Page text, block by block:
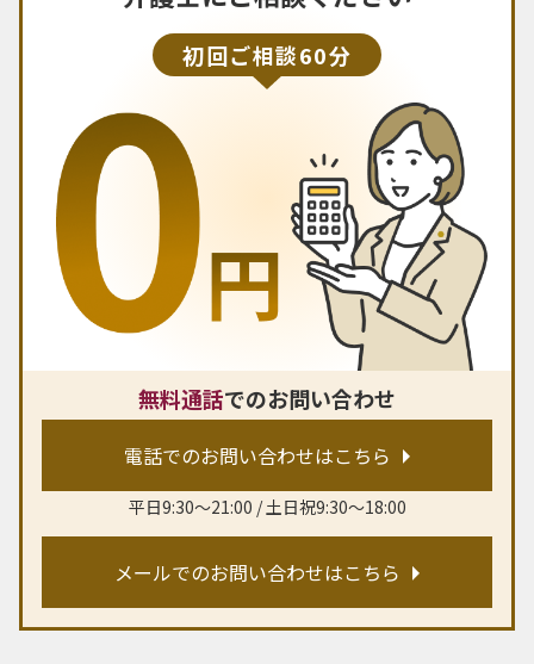
初回ご相談60分
無料通話でのお問い合わせ
電話でのお問い合わせはこちら
平日9:30〜21:00 / 土日祝9:30〜18:00
メールでのお問い合わせはこちら